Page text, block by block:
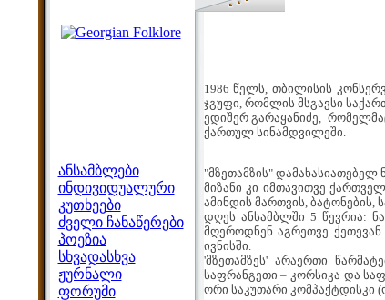
ანსამბლები
ინდივიდუალური
კუთხეები
ძველი ჩანაწერები
პოეზია
სხვადასხვა
ჟურნალი
ფორუმი
1986 წელს, თბილისის
ჯგუფი, რომლის მსგავსი
ედიშერ გარაყანიძე,
ქართულ სინამდვილეში.
"მზეთამზის"
მიზანი კი იმთავითვე
ამინდის მართვის,
დღეს ანსამბლში 5 წევრია:
მღეროდნენ აგრეთვე
ივნისში.
'მზეთამზეს' არაერთი
საფრანგეთი – კორსიკა და
ორი საკუთარი კომპაქტდისკი